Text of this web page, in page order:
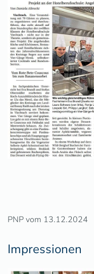
PNP vom 13.12.2024
Impressionen